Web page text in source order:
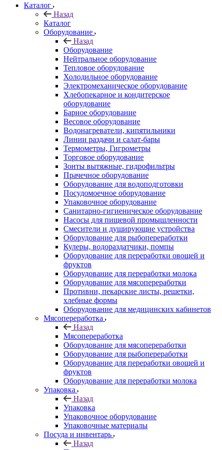
Каталог
Назад
Каталог
Оборудование
Назад
Оборудование
Нейтральное оборудование
Тепловое оборудование
Холодильное оборудование
Электромеханическое оборудование
Хлебопекарное и кондитерское
оборудование
Барное оборудование
Весовое оборудование
Водонагреватели, кипятильники
Линии раздачи и салат-бары
Термометры, Гигрометры
Торговое оборудование
Зонты вытяжные, гидрофильтры
Прачечное оборудование
Оборудование для водоподготовки
Посудомоечное оборудование
Упаковочное оборудование
Санитарно-гигиеническое оборудование
Насосы для пищевой промышленности
Смесители и душирующие устройства
Оборудование для рыбопереработки
Кулеры, водораздатчики, помпы
Оборудование для переработки овощей и
фруктов
Оборудование для переработки молока
Оборудование для мясопереработки
Противни, пекарские листы, решетки,
хлебные формы
Оборудование для медицинских кабинетов
Мясопереработка
Назад
Мясопереработка
Оборудование для мясопереработки
Оборудование для рыбопереработки
Оборудование для переработки овощей и
фруктов
Оборудование для переработки молока
Упаковка
Назад
Упаковка
Упаковочное оборудование
Упаковочные материалы
Посуда и инвентарь
Назад